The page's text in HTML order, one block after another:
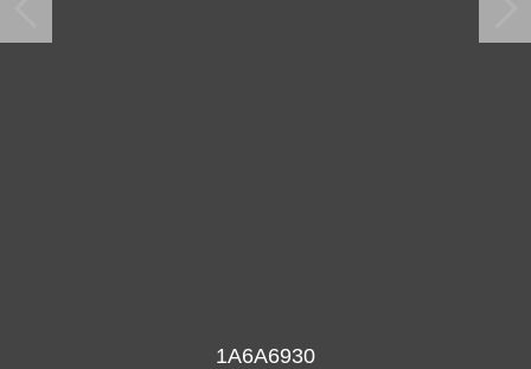
1A6A6930